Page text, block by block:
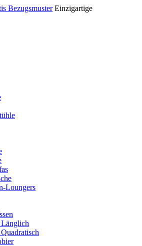
Bezugsmuster Einzigartige
Loungers